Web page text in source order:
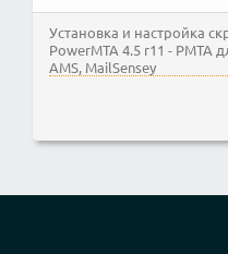
Установка и настройка
PowerMTA 4.5 r11 - PMTA
AMS, MailSensey